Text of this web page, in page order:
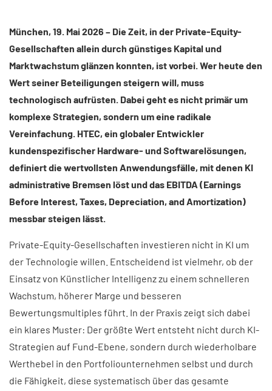
München, 19. Mai 2026 – Die Zeit, in der Private-Equity-
Gesellschaften allein durch günstiges Kapital und
Marktwachstum glänzen konnten, ist vorbei. Wer heute den
Wert seiner Beteiligungen steigern will, muss
technologisch aufrüsten. Dabei geht es nicht primär um
komplexe Strategien, sondern um eine radikale
Vereinfachung. HTEC, ein globaler Entwickler
kundenspezifischer Hardware- und Softwarelösungen,
definiert die wertvollsten Anwendungsfälle, mit denen KI
administrative Bremsen löst und das EBITDA (Earnings
Before Interest, Taxes, Depreciation, and Amortization)
messbar steigen lässt. ​
Private-Equity-Gesellschaften investieren nicht in KI um
der Technologie willen. Entscheidend ist vielmehr, ob der
Einsatz von Künstlicher Intelligenz zu einem schnelleren
Wachstum, höherer Marge und besseren
Bewertungsmultiples führt. In der Praxis zeigt sich dabei
ein klares Muster: Der größte Wert entsteht nicht durch KI-
Strategien auf Fund-Ebene, sondern durch wiederholbare
Werthebel in den Portfoliounternehmen selbst und durch
die Fähigkeit, diese systematisch über das gesamte